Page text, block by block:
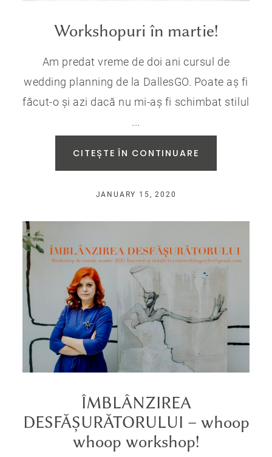
Workshopuri în martie!
Am predat vreme de doi ani cursul de
wedding planning de la DallesGO. Poate aș fi
făcut-o și azi dacă nu mi-aș fi schimbat stilul
...
CITEȘTE ÎN CONTINUARE
JANUARY 15, 2020
ÎMBLÂNZIREA
DESFĂȘURĂTORULUI – whoop
whoop workshop!